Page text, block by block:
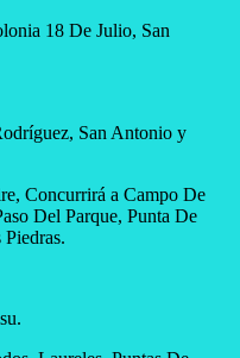
18 De Julio, San
San Antonio y
Concurrirá a Campo De
Del Parque, Punta De